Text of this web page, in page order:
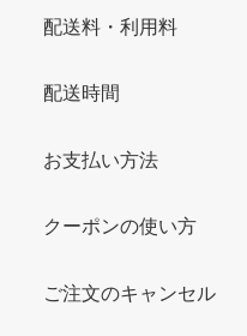
配送料・利用料
配送時間
お支払い方法
クーポンの使い方
ご注文のキャンセル